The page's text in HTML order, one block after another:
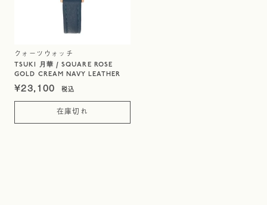
クォーツウォッチ
TSUKI 月華 / SQUARE ROSE
GOLD CREAM NAVY LEATHER
¥23,100
在庫切れ